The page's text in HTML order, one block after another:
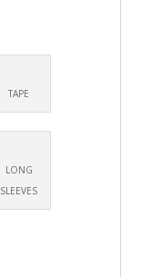
TAPE
LONG
SLEEVES